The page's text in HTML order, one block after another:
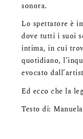
sonora.
Lo spettatore è
dove tutti i suoi
intima, in cui
quotidiano,
evocato
Ed ecco che la
Testo di: